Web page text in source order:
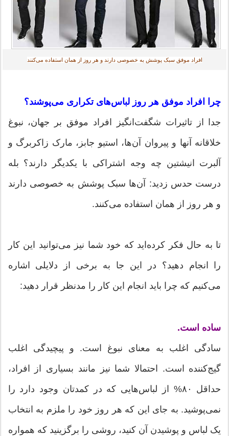
افراد موفق سبک پوشش به خصوصی دارند و هر روز از همان استفاده می‌کنند
چرا افراد موفق هر روز لباس‌های تکراری می‌پوشند؟
جدا از تاثیرات شگفت‌انگیز افراد موفق بر جهان، نبوغ
خلاقانه آنها و پیروان آن‌ها، استیو جابز، مارک زاکربرگ و
آلبرت انیشتین چه وجه اشتراکی با یکدیگر دارند؟ بله
درست حدس زدید: آن‌ها سبک پوشش به خصوصی دارند
و هر روز از همان استفاده می‌کنند.
تا به حال فکر کرده‌اید که خود شما نیز می‌توانید این کار
را انجام دهید؟ در این جا به برخی از دلایلی اشاره
می‌کنیم که چرا باید انجام این کار را مدنظر قرار دهید:
ساده است.
سادگی اغلب به معنای نبوغ است. و پیچیدگی اغلب
گیج‌کننده است. احتمالا شما نیز مانند بسیاری از افراد،
حداقل ۸۰% از لباس‌هایی که در کمدتان وجود دارد را
نمی‌پوشید. به جای این که هر روز خود را ملزم به انتخاب
یک لباس و پوشیدن آن کنید، روشی را برگزینید که همواره